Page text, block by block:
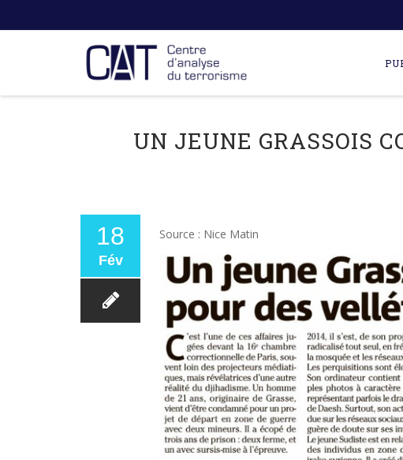
UN JEUNE GRASSOIS
18
Fév
Source : Nice Matin